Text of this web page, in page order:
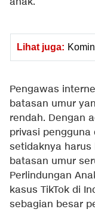
Lihat juga:
Pengawas
batasan umur
rendah. Dengan
privasi pengguna
setidaknya harus
batasan umur
Perlindungan
kasus TikTok di
sebagian besar